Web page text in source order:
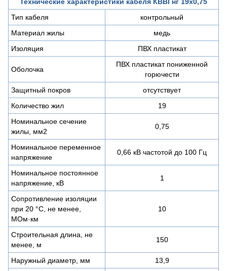
Тип кабеля
контрольный
Материал жилы
медь
Изоляция
ПВХ пластикат
Оболочка
ПВХ пластикат пониженной
горючести
Защитный покров
отсутствует
Количество жил
19
Номинальное сечение
жилы, мм2
0,75
Номинальное переменное
напряжение
0,66 кВ частотой до 100 Гц
Номинальное постоянное
напряжение, кВ
1
Сопротивление изоляции
при 20 °С, не менее,
МОм·км
10
Строительная длина, не
менее, м
150
Наружный диаметр, мм
13,9